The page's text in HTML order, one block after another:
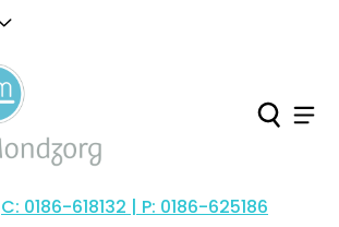
Tel:
C: 0186-618132 | P: 0186-625186